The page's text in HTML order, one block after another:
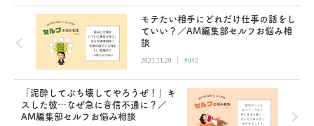
モテたい相手にどれだけ仕事の話をし
ていい？／AM編集部セルフお悩み相
談
2021.11.20 | #042
「泥酔してぶち壊してやろうぜ！」キ
スした彼…なぜ急に音信不通に？／
AM編集部セルフお悩み相談